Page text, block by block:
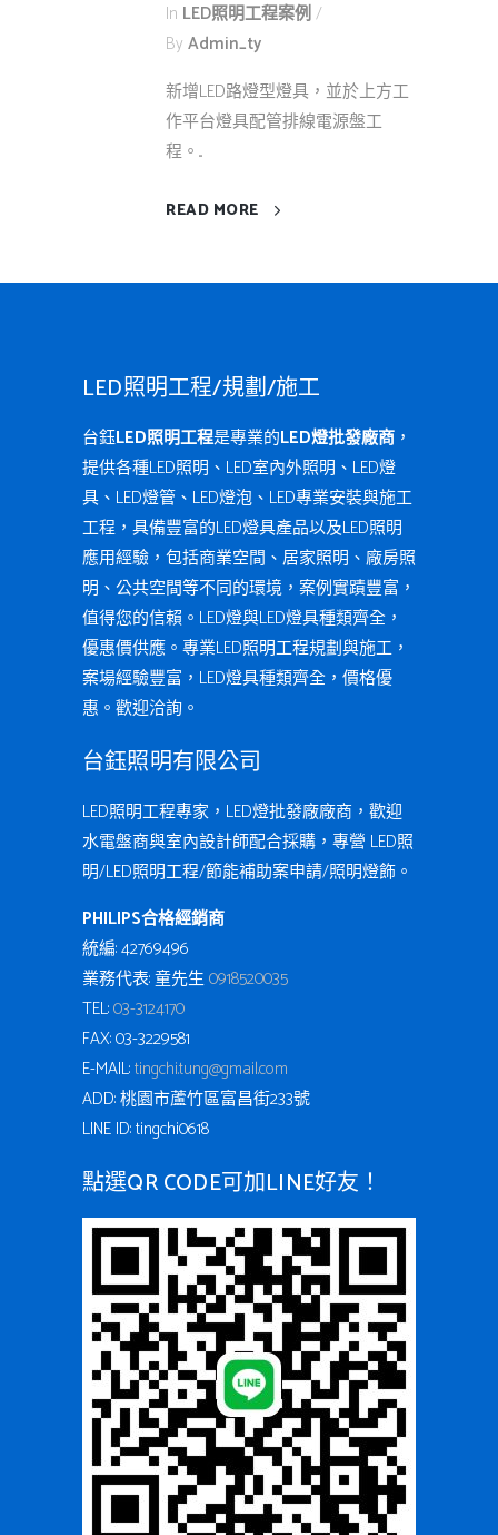
In LED照明工程案例
By Admin_ty
新增LED路燈型燈具，並於上方工
作平台燈具配管排線電源盤工
程。...
READ MORE
LED照明工程/規劃/施工
台鈺LED照明工程是專業的LED燈批發廠商 ，
提供各種LED照明、LED室內外照明、LED燈
具、LED燈管、LED燈泡、LED專業安裝與施工
工程，具備豐富的LED燈具產品以及LED照明
應用經驗，包括商業空間、居家照明、廠房照
明、公共空間等不同的環境，案例實蹟豐富，
值得您的信賴。LED燈與LED燈具種類齊全，
優惠價供應。專業LED照明工程規劃與施工，
案場經驗豐富，LED燈具種類齊全，價格優
惠。歡迎洽詢。
台鈺照明有限公司
LED照明工程專家，LED燈批發廠廠商，歡迎
水電盤商與室內設計師配合採購，專營 LED照
明/LED照明工程/節能補助案申請/照明燈飾。
PHILIPS合格經銷商
統編: 42769496
業務代表: 童先生0918520035
TEL:03-3124170
FAX: 03-3229581
E-MAIL:tingchi.tung@gmail.com
ADD: 桃園市蘆竹區富昌街233號
LINE ID: tingchi0618
點選QR CODE可加LINE好友！